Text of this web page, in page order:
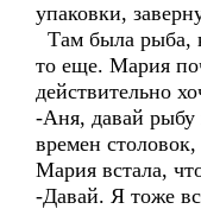
упаковки,
Там была рыба,
то еще. Мария
действительно
-Аня, давай рыбу
времен
Мария встала,
-Давай. Я тоже